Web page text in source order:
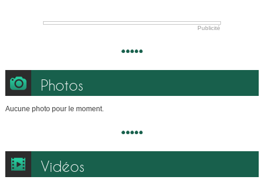
Publicité
Photos
Aucune photo pour le moment.
Vidéos